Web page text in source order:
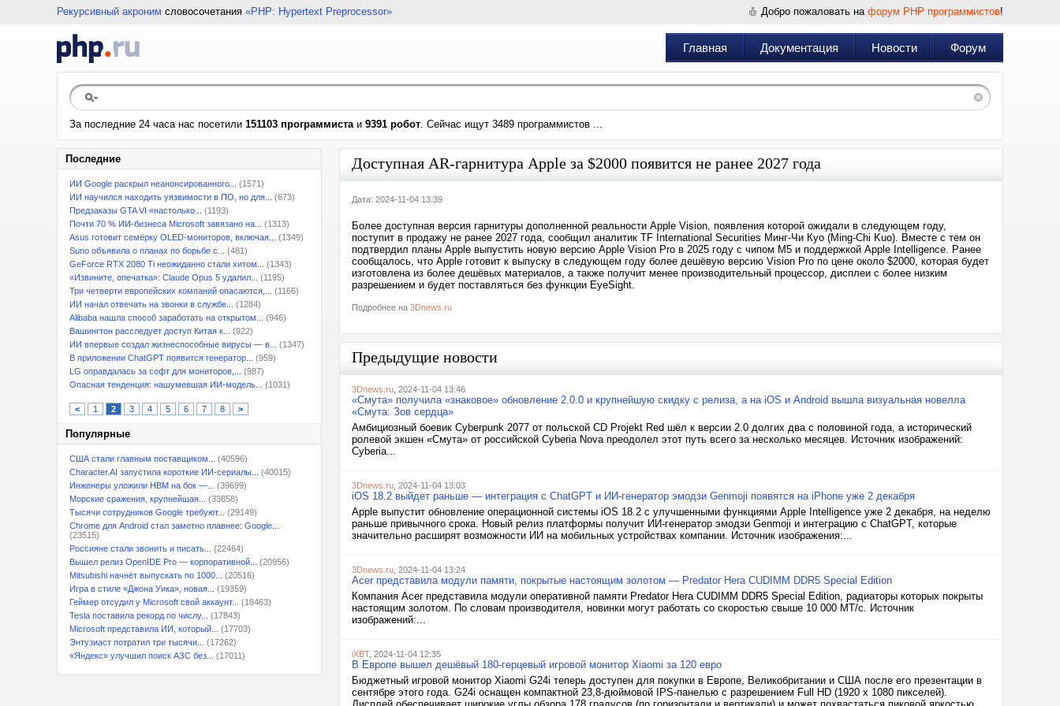
Рекурсивный акроним словосочетания «PHP: Hypertext Preprocessor» Добро пожаловать на форум PHP программистов!
Главная Документация Новости Форум
За последние 24 часа нас посетили 151103 программистаи 9391 робот. Сейчас ищут 3489 программистов ...
Последние
ИИ Google раскрыл неанонсированного...
(1571)
ИИ научился находить уязвимости в ПО, но для...
(673)
Предзаказы GTA VI «настолько...
(1193)
Почти 70 % ИИ-бизнеса Microsoft завязано на...
(1313)
Asus готовит семёрку OLED-мониторов, включая...
(1349)
Suno объявила о планах по борьбе с...
(481)
GeForce RTX 2080 Ti неожиданно стали хитом...
(1343)
«Извините, опечатка»: Claude Opus 5 удалил...
(1195)
Три четверти европейских компаний опасаются,...
(1166)
ИИ начал отвечать на звонки в службе...
(1284)
Alibaba нашла способ заработать на открытом...
(946)
Вашингтон расследует доступ Китая к...
(922)
ИИ впервые создал жизнеспособные вирусы — в...
(1347)
В приложении ChatGPT появится генератор...
(959)
LG оправдалась за софт для мониторов,...
(987)
Опасная тенденция: нашумевшая ИИ-модель...
(1031)
< 1 2 3 4 5 6 7 8 >
Популярные
США стали главным поставщиком...
(40596)
Character.AI запустила короткие ИИ-сериалы...
(40015)
Инженеры уложили HBM на бок —...
(39699)
Морские сражения, крупнейшая...
(33858)
Тысячи сотрудников Google требуют...
(29149)
Chrome для Android стал заметно плавнее: Google...
(23515)
Россияне стали звонить и писать...
(22464)
Вышел релиз OpenIDE Pro — корпоративной...
(20956)
Mitsubishi начнёт выпускать по 1000...
(20516)
Игра в стиле «Джона Уика», новая...
(19359)
Геймер отсудил у Microsoft свой аккаунт...
(18463)
Tesla поставила рекорд по числу...
(17843)
Microsoft представила ИИ, который...
(17703)
Энтузиаст потратил три тысячи...
(17262)
«Яндекс» улучшил поиск АЗС без...
(17011)
Доступная AR-гарнитура Apple за $2000 появится не ранее 2027 года
Дата: 2024-11-04 13:39
Более доступная версия гарнитуры дополненной реальности Apple Vision, появления которой ожидали в следующем году,
поступит в продажу не ранее 2027 года, сообщил аналитик TF International Securities Минг-Чи Куо (Ming-Chi Kuo). Вместе с тем он
подтвердил планы Apple выпустить новую версию Apple Vision Pro в 2025 году с чипом M5 и поддержкой Apple Intelligence. Ранее
сообщалось, что Apple готовит к выпуску в следующем году более дешёвую версию Vision Pro по цене около $2000, которая будет
изготовлена из более дешёвых материалов, а также получит менее производительный процессор, дисплеи с более низким
разрешением и будет поставляться без функции EyeSight.
Подробнее на 3Dnews.ru
Предыдущие новости
3Dnews.ru , 2024-11-04 13:46
«Смута» получила «знаковое» обновление 2.0.0 и крупнейшую скидку с релиза, а на iOS и Android вышла визуальная новелла
«Смута: Зов сердца»
Амбициозный боевик Cyberpunk 2077 от польской CD Projekt Red шёл к версии 2.0 долгих два с половиной года, а исторический
ролевой экшен «Смута» от российской Cyberia Nova преодолел этот путь всего за несколько месяцев. Источник изображений:
Cyberia...
3Dnews.ru , 2024-11-04 13:03
iOS 18.2 выйдет раньше — интеграция с ChatGPT и ИИ-генератор эмодзи Genmoji появятся на iPhone уже 2 декабря
Apple выпустит обновление операционной системы iOS 18.2 с улучшенными функциями Apple Intelligence уже 2 декабря, на неделю
раньше привычного срока. Новый релиз платформы получит ИИ-генератор эмодзи Genmoji и интеграцию с ChatGPT, которые
значительно расширят возможности ИИ на мобильных устройствах компании. Источник изображения:...
3Dnews.ru , 2024-11-04 13:24
Acer представила модули памяти, покрытые настоящим золотом — Predator Hera CUDIMM DDR5 Special Edition
Компания Acer представила модули оперативной памяти Predator Hera CUDIMM DDR5 Special Edition, радиаторы которых покрыты
настоящим золотом. По словам производителя, новинки могут работать со скоростью свыше 10 000 МТ/с. Источник
изображений:...
iXBT, 2024-11-04 12:35
В Европе вышел дешёвый 180-герцевый игровой монитор Xiaomi за 120 евро
Бюджетный игровой монитор Xiaomi G24i теперь доступен для покупки в Европе, Великобритании и США после его презентации в
сентябре этого года. G24i оснащен компактной 23,8-дюймовой IPS-панелью с разрешением Full HD (1920 х 1080 пикселей).